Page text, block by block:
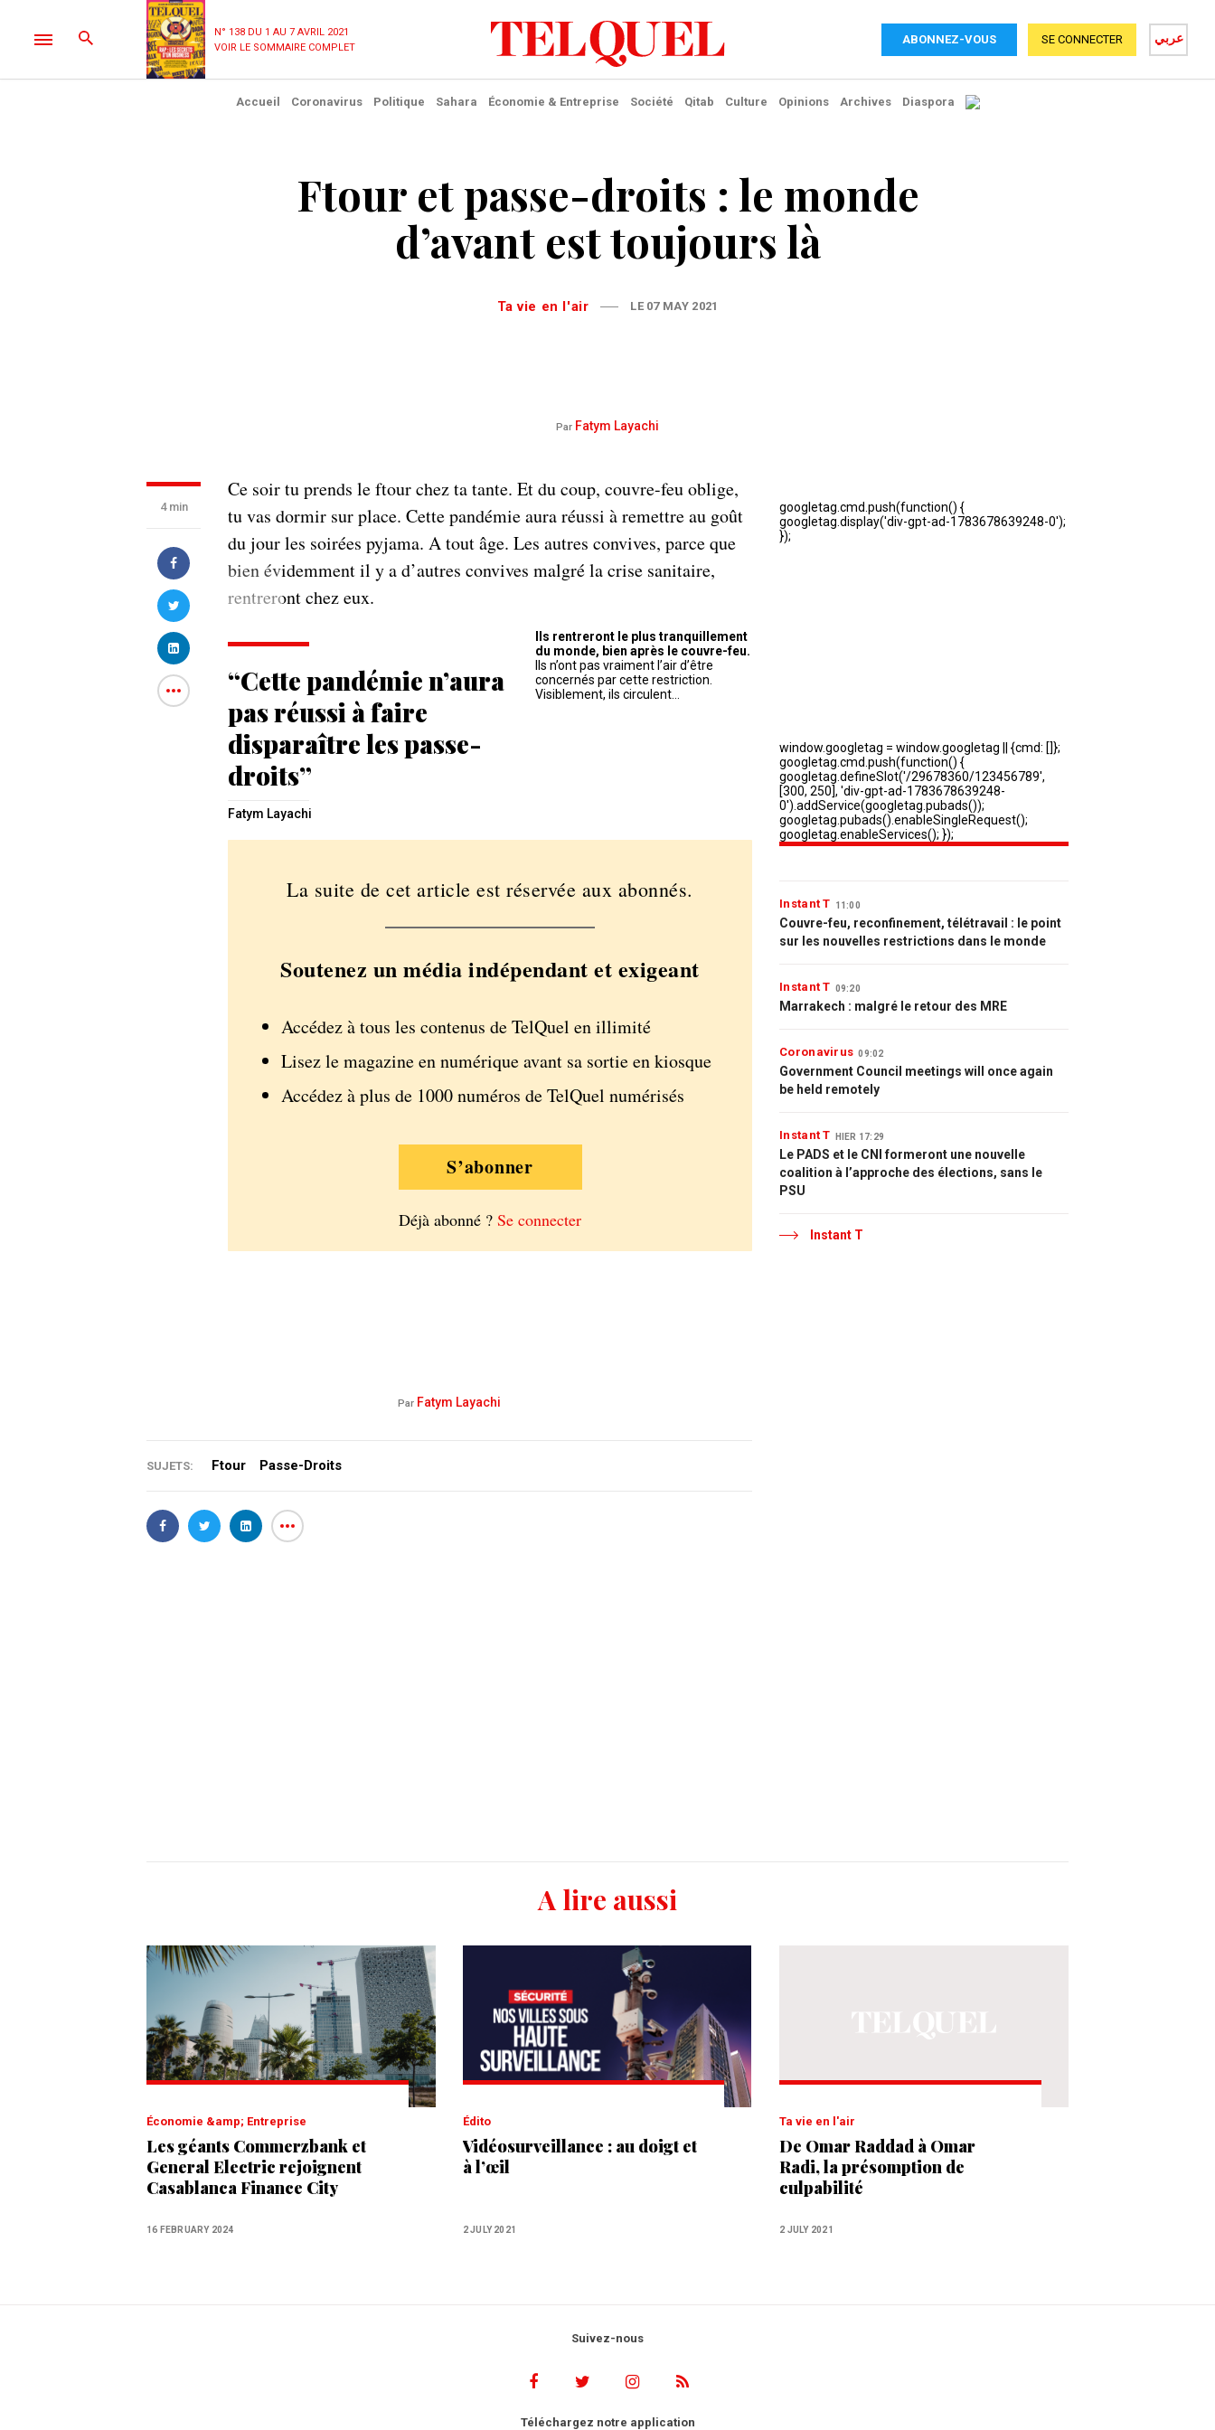
N° 138 DU 1 AU 7 AVRIL 2021
VOIR LE SOMMAIRE COMPLET
ABONNEZ-VOUS عربي SE CONNECTER
Accueil Coronavirus Politique Sahara Économie & Entreprise Société Qitab Culture Opinions Archives Diaspora
Ftour et passe-droits : le monde
d’avant est toujours là
Ta vie en l'air LE 07 MAY 2021
Par Fatym Layachi
4 min
Ce soir tu prends le ftour chez ta tante. Et du coup, couvre-feu oblige,
tu vas dormir sur place. Cette pandémie aura réussi à remettre au goût
du jour les soirées pyjama. A tout âge. Les autres convives, parce que
bien évidemment il y a d’autres convives malgré la crise sanitaire,
rentreront chez eux.
“Cette pandémie n’aura
pas réussi à faire
disparaître les passe-
droits”
Fatym Layachi
Ils rentreront le plus tranquillement
du monde, bien après le couvre-feu.
Ils n’ont pas vraiment l’air d’être
concernés par cette restriction.
Visiblement, ils circulent…
La suite de cet article est réservée aux abonnés.
Soutenez un média indépendant et exigeant
Accédez à tous les contenus de TelQuel en illimité
Lisez le magazine en numérique avant sa sortie en kiosque
Accédez à plus de 1000 numéros de TelQuel numérisés
S’abonner
Déjà abonné ? Se connecter
Par Fatym Layachi
SUJETS: Ftour Passe-Droits
Instant T 11:00
Couvre-feu, reconfinement, télétravail : le point
sur les nouvelles restrictions dans le monde
Instant T 09:20
Marrakech : malgré le retour des MRE
Coronavirus 09:02
Government Council meetings will once again
be held remotely
Instant T HIER 17:29
Le PADS et le CNI formeront une nouvelle
coalition à l’approche des élections, sans le
PSU
Instant T
A lire aussi
Économie &amp; Entreprise
Les géants Commerzbank et
General Electric rejoignent
Casablanca Finance City
16 FEBRUARY 2024
Édito
Vidéosurveillance : au doigt et
à l’œil
2 JULY 2021
Ta vie en l'air
De Omar Raddad à Omar
Radi, la présomption de
culpabilité
2 JULY 2021
Suivez-nous
Téléchargez notre application